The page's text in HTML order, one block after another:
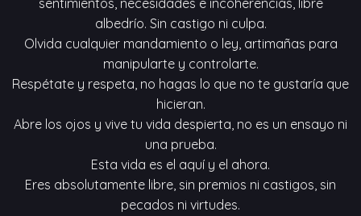
sentimientos, necesidades e incoherencias, libre
albedrío. Sin castigo ni culpa.
Olvida cualquier mandamiento o ley, artimañas para
manipularte y controlarte.
Respétate y respeta, no hagas lo que no te gustaría que
hicieran.
Abre los ojos y vive tu vida despierta, no es un ensayo ni
una prueba.
Esta vida es el aquí y el ahora.
Eres absolutamente libre, sin premios ni castigos, sin
pecados ni virtudes.